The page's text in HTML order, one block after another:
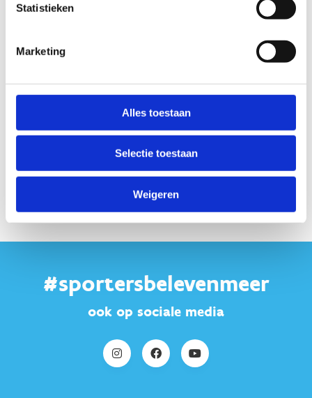
Statistieken
Marketing
Alles toestaan
Selectie toestaan
Weigeren
andere in de buurt van de ‘Schans van Gerhees’ die al deels in
Zwarte Spechtstraat 59 3971 Leopoldsburg
#sportersbelevenmeer
ook op sociale media